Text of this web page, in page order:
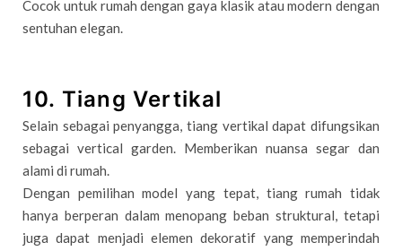
Cocok untuk rumah dengan gaya klasik atau modern dengan
sentuhan elegan.
10. Tiang Vertikal
Selain sebagai penyangga, tiang vertikal dapat difungsikan
sebagai vertical garden. Memberikan nuansa segar dan
alami di rumah.
Dengan pemilihan model yang tepat, tiang rumah tidak
hanya berperan dalam menopang beban struktural, tetapi
juga dapat menjadi elemen dekoratif yang memperindah